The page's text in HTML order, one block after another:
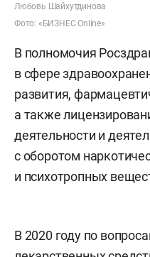
Любовь Шайхутдинова
Фото: «БИЗНЕС Online»
В полномочия
в сфере
развития,
а также
деятельности и
с оборотом
и психотропных
В 2020 году по